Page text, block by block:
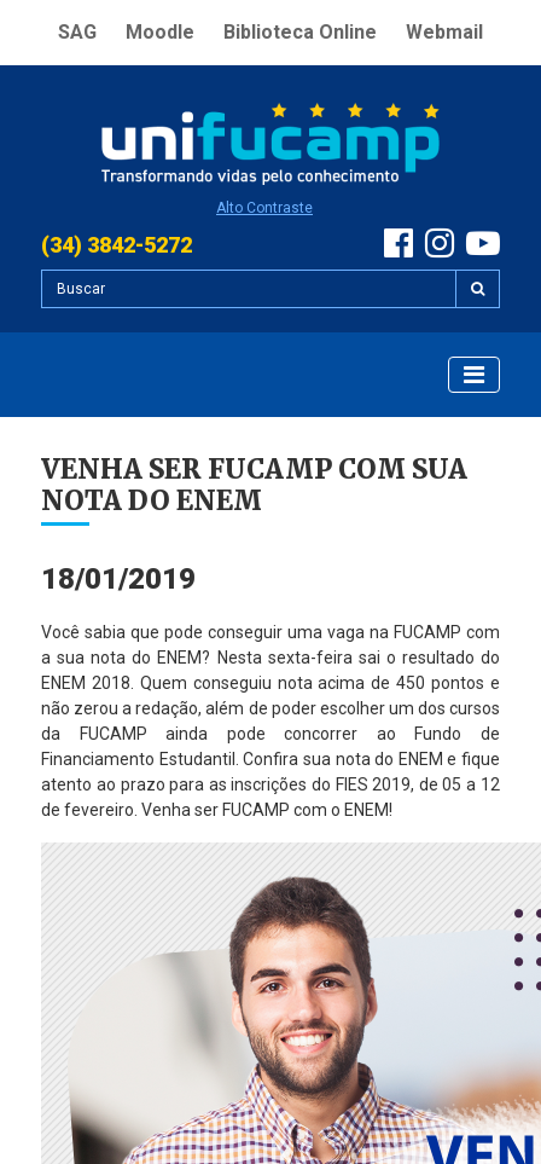
SAG Moodle Biblioteca Online Webmail
Alto Contraste
(34) 3842-5272
VENHA SER FUCAMP COM SUA
NOTA DO ENEM
18/01/2019
Você sabia que pode conseguir uma vaga na FUCAMP com
a sua nota do ENEM? Nesta sexta-feira sai o resultado do
ENEM 2018. Quem conseguiu nota acima de 450 pontos e
não zerou a redação, além de poder escolher um dos cursos
da FUCAMP ainda pode concorrer ao Fundo de
Financiamento Estudantil. Confira sua nota do ENEM e fique
atento ao prazo para as inscrições do FIES 2019, de 05 a 12
de fevereiro. Venha ser FUCAMP com o ENEM!